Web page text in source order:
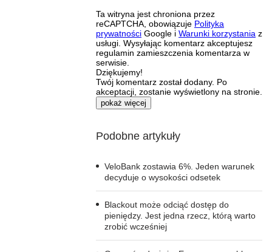
Ta witryna jest chroniona przez
reCAPTCHA, obowiązuje Polityka
prywatności Google i Warunki korzystania z
usługi. Wysyłając komentarz akceptujesz
regulamin zamieszczenia komentarza w
serwisie.
Dziękujemy!
Twój komentarz został dodany. Po
akceptacji, zostanie wyświetlony na stronie.
pokaż więcej
Podobne artykuły
VeloBank zostawia 6%. Jeden warunek
decyduje o wysokości odsetek
Blackout może odciąć dostęp do
pieniędzy. Jest jedna rzecz, którą warto
zrobić wcześniej